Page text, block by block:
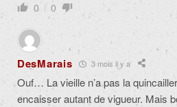
0 0
DesMarais 3 mois il y a
Ouf… La vieille n’a pas la
encaisser autant de vigueur. Mais